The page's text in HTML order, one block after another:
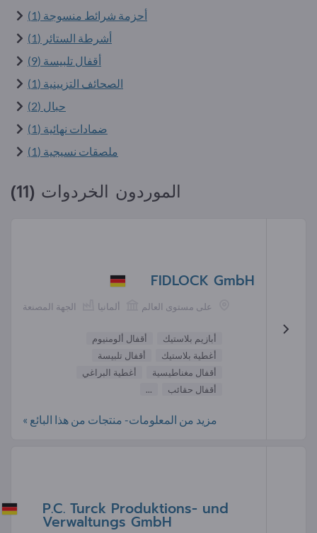
أحزمة شرائط منسوجة (1)
أشرطة الستائر (1)
أقفال تلبيسة (9)
الصحائف التزيينية (1)
حبال (2)
ضمادات نهائية (1)
ملصقات نسيجية (1)
الموردون الخردوات (11)
FIDLOCK GmbH
الجهة المصنعة ألمانيا على مستوى العالم
أبازيم بلاستيك
أقفال ألومنيوم
أغطية بلاستيك
أقفال تلبيسة
أقفال مغناطيسية
أغطية البراغي
أقفال حقائب
...
مزيد من المعلومات- منتجات من هذا البائع »
P.C. Turck Produktions- und
Verwaltungs GmbH